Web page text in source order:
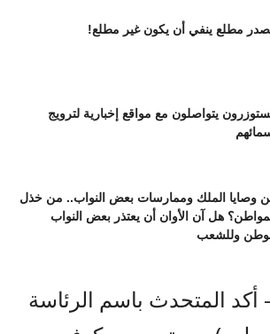
مطلع ينفي أن يكون غير مطلع!
يتواصلون مع مواقع إخبارية لترويج
وصايا الملك وممارسات بعض النواب.. من خذل
هل آن الأوان أن يعتذر بعض النواب
وللشعب
أكد المتحدث باسم الرئاسة